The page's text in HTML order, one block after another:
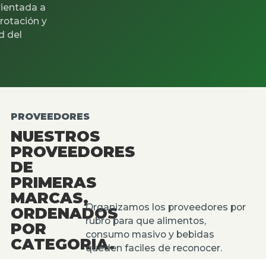
a
y
del
PROVEEDORES
NUESTROS
PROVEEDORES
DE
PRIMERAS
MARCAS,
ORDENADOS
POR
CATEGORIA.
Organizamos los proveedores por
rubro para que alimentos,
consumo masivo y bebidas
queden faciles de reconocer.